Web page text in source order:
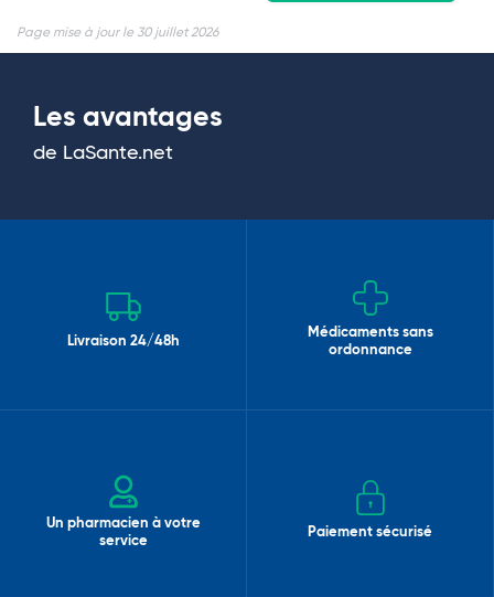
Page mise à jour le 30 juillet 2026
Les avantages
de LaSante.net
Livraison 24/48h
Médicaments sans
ordonnance
Un pharmacien à votre
service
Paiement sécurisé